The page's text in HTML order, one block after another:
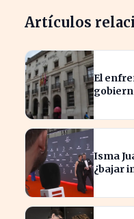
Artículos
El
Isma
¿bajar